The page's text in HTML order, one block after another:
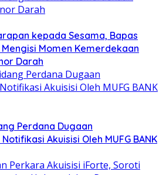
kepada Sesama, Bapas
Momen Kemerdekaan
Darah
Perdana Dugaan
Akuisisi Oleh MUFG BANK